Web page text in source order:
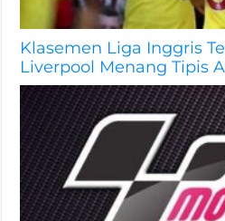
Klasemen Liga Inggris
Liverpool Menang Tipis